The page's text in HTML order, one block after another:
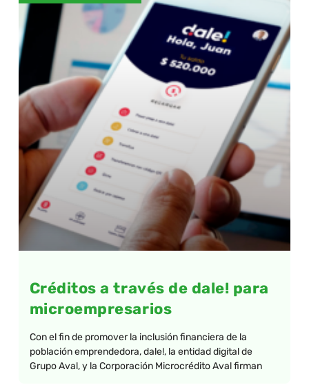
Créditos a través de dale! para
microempresarios
Con el fin de promover la inclusión financiera de la
población emprendedora, dale!, la entidad digital de
Grupo Aval, y la Corporación Microcrédito Aval firman